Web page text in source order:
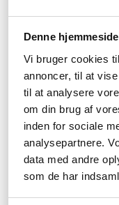
Denne
Vi bruger cookies
annoncer, til at
til at analysere
om din brug af
inden for sociale
analysepartnere.
data med andre
som de har
varningsfunktioner.
skicka meddelanden
Imous
grund av sin
som händer i sitt hem
Detta kan vara
och vill ha kontroll
Enkel